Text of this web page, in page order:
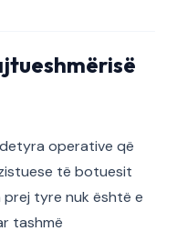
operative që
të botuesit
prej tyre nuk është e
tashmë